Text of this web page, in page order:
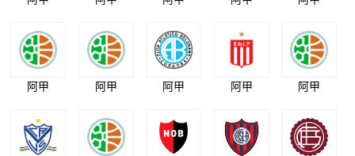
阿甲 阿甲 阿甲 阿甲 阿甲